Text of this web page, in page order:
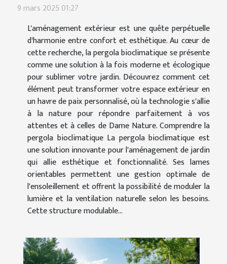
9 mars 2025 01:27
L'aménagement extérieur est une quête perpétuelle
d'harmonie entre confort et esthétique. Au cœur de
cette recherche, la pergola bioclimatique se présente
comme une solution à la fois moderne et écologique
pour sublimer votre jardin. Découvrez comment cet
élément peut transformer votre espace extérieur en
un havre de paix personnalisé, où la technologie s'allie
à la nature pour répondre parfaitement à vos
attentes et à celles de Dame Nature. Comprendre la
pergola bioclimatique La pergola bioclimatique est
une solution innovante pour l'aménagement de jardin
qui allie esthétique et fonctionnalité. Ses lames
orientables permettent une gestion optimale de
l'ensoleillement et offrent la possibilité de moduler la
lumière et la ventilation naturelle selon les besoins.
Cette structure modulable...